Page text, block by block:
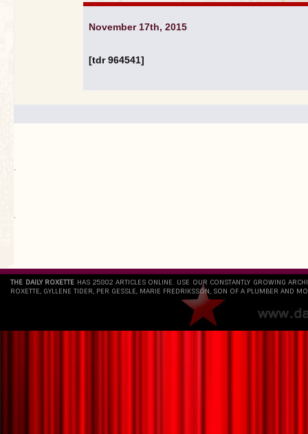
November 17th, 2015
[tdr 964541]
.
`
THE DAILY ROXETTE HAS 25802 ARTICLES ONLINE. USE OUR CONSTANTLY GROWING
ROXETTE, GYLLENE TIDER, PER GESSLE, MARIE FREDRIKSSON, SON OF A PLUMBER AND